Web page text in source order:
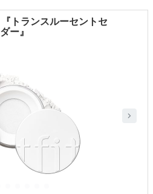
トランスルーセントセ
ー』